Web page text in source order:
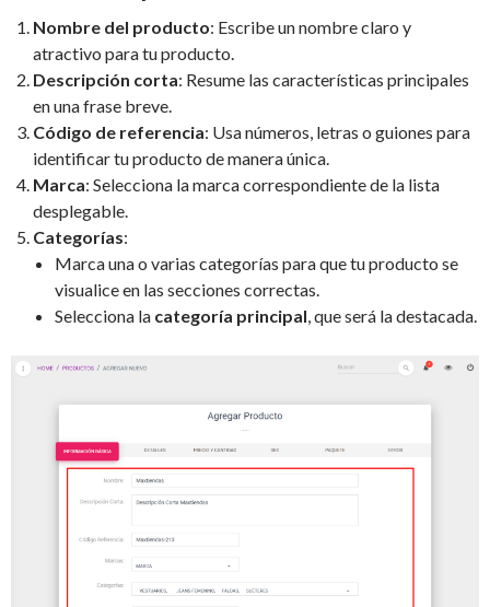
Nombre del producto: Escribe un nombre claro y
atractivo para tu producto.
Descripción corta: Resume las características principales
en una frase breve.
Código de referencia: Usa números, letras o guiones para
identificar tu producto de manera única.
Marca: Selecciona la marca correspondiente de la lista
desplegable.
Categorías:
Marca una o varias categorías para que tu producto se
visualice en las secciones correctas.
Selecciona la categoría principal , que será la destacada.